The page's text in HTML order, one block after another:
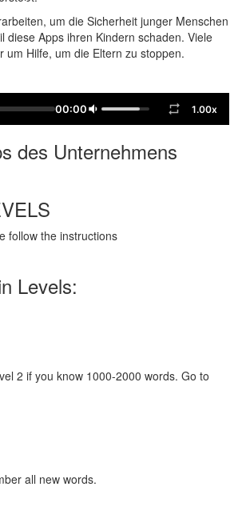
um die Sicherheit junger Menschen
diese Apps ihren Kindern schaden. Viele
Hilfe, um die Eltern zu stoppen.
00:00 1.00x
des Unternehmens
follow the instructions
Levels:
2 if you know 1000-2000 words. Go to
all new words.